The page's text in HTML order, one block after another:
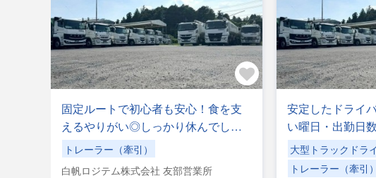
固定ルートで初心者も安心！食を支
えるやりがい◎しっかり休んでしっ
かり稼げる職場！午前10時出社＆20
時退社！
トレーラー（牽引）
白帆ロジテム株式会社 友部営業所
安定したドライ
い曜日・出勤日
みもOK／手積み
事なし！
大型トラックドラ
トレーラー（牽引）